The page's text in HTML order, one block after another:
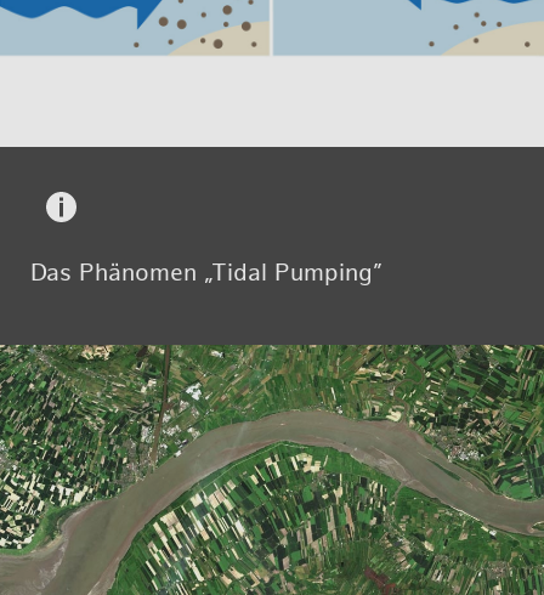
Das Phä­no­men „Ti­d­al Pum­ping”